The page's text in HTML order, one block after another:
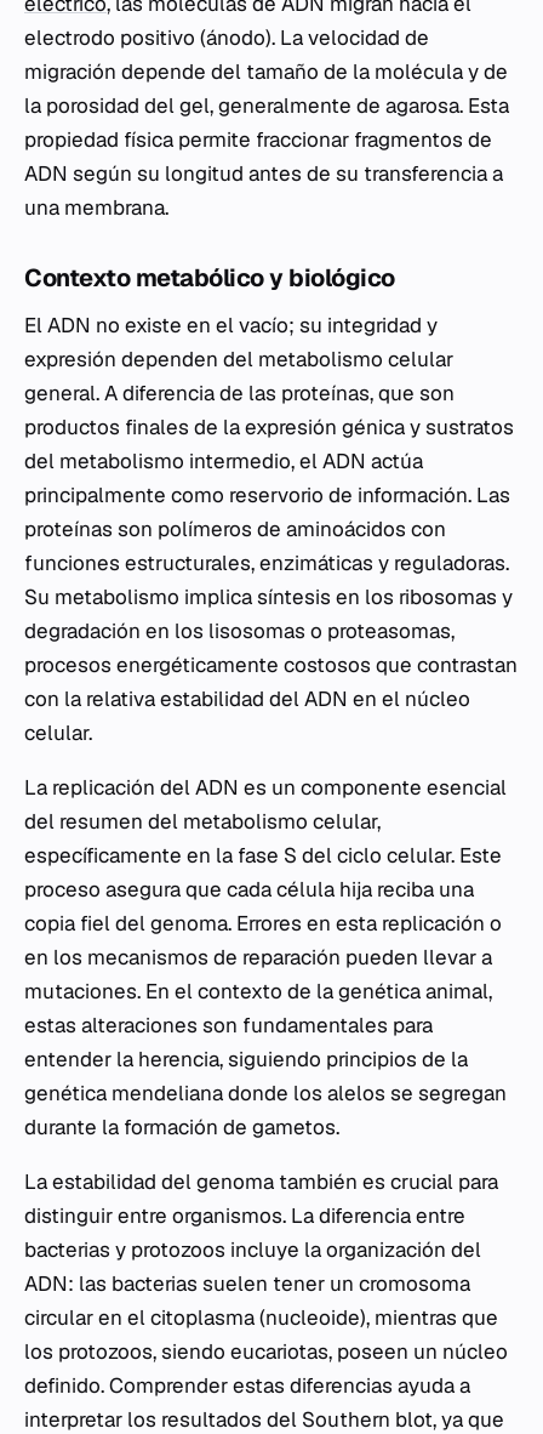
electrodo positivo (ánodo). La velocidad de
migración depende del tamaño de la molécula y de
la porosidad del gel, generalmente de agarosa. Esta
propiedad física permite fraccionar fragmentos de
ADN según su longitud antes de su transferencia a
una membrana.
Contexto metabólico y biológico
El ADN no existe en el vacío; su integridad y
expresión dependen del metabolismo celular
general. A diferencia de las proteínas, que son
productos finales de la expresión génica y sustratos
del metabolismo intermedio, el ADN actúa
principalmente como reservorio de información. Las
proteínas son polímeros de aminoácidos con
funciones estructurales, enzimáticas y reguladoras.
Su metabolismo implica síntesis en los ribosomas y
degradación en los lisosomas o proteasomas,
procesos energéticamente costosos que contrastan
con la relativa estabilidad del ADN en el núcleo
celular.
La replicación del ADN es un componente esencial
del resumen del metabolismo celular,
específicamente en la fase S del ciclo celular. Este
proceso asegura que cada célula hija reciba una
copia fiel del genoma. Errores en esta replicación o
en los mecanismos de reparación pueden llevar a
mutaciones. En el contexto de la genética animal,
estas alteraciones son fundamentales para
entender la herencia, siguiendo principios de la
genética mendeliana donde los alelos se segregan
durante la formación de gametos.
La estabilidad del genoma también es crucial para
distinguir entre organismos. La diferencia entre
bacterias y protozoos incluye la organización del
ADN: las bacterias suelen tener un cromosoma
circular en el citoplasma (nucleoide), mientras que
los protozoos, siendo eucariotas, poseen un núcleo
definido. Comprender estas diferencias ayuda a
interpretar los resultados del Southern blot, ya que